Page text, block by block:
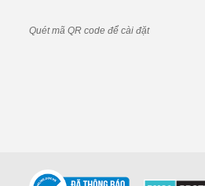
Quét mã QR code để cài đặt